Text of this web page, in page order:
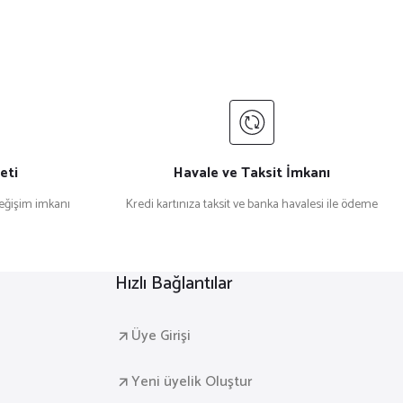
imkanı
Havale ve Taksit İmkanı
Kredi kartınıza taksit ve banka havalesi ile ödeme
Hızlı Bağlantılar
Üye Girişi
Yeni üyelik Oluştur